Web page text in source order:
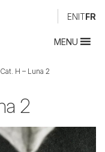
ENITFR
MENU
Cat. H – Luna 2
2